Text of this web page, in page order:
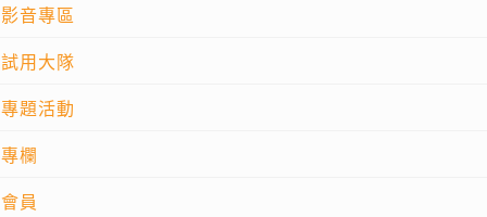
影音專區
試用大隊
專題活動
專欄
會員